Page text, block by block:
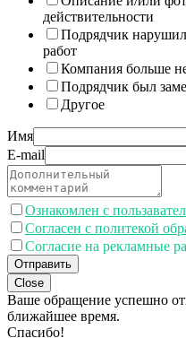
действительности
Подрядчик
работ
Компания больше
Подрядчик был
Другое
Имя
E-mail
Ознакомлен с
Согласен с политекой
Согласие на рекламные
Отправить
Close
Ваше обращение успешно
ближайшее время.
Спасибо!